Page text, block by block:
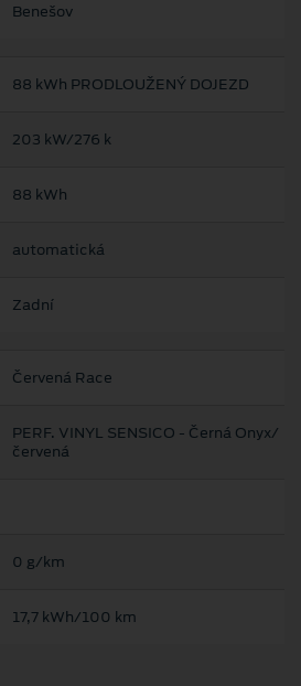
Benešov
88 kWh PRODLOUŽENÝ DOJEZD
203 kW/276 k
88 kWh
automatická
Zadní
Červená Race
PERF. VINYL SENSICO - Černá Onyx/
červená
0 g/km
17,7 kWh/100 km